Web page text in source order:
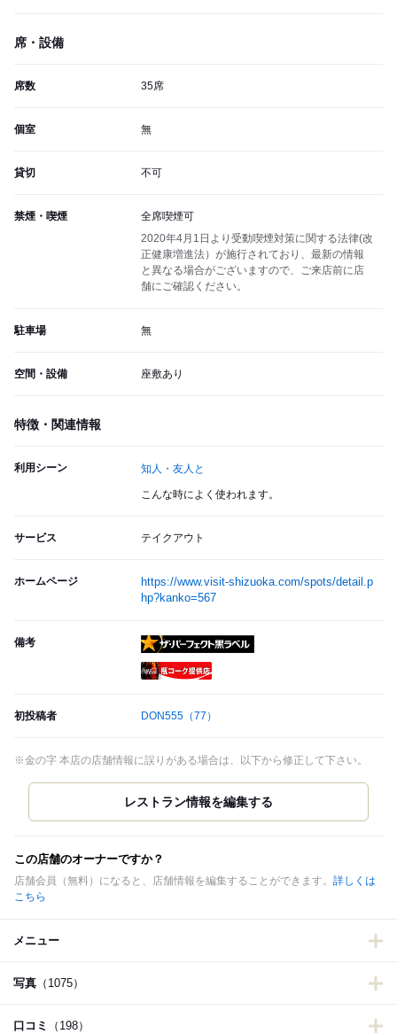
席・設備
席数 35席
個室 無
貸切 不可
禁煙・喫煙
全席喫煙可
2020年4月1日より受動喫煙対策に関する法律(改
正健康増進法）が施行されており、最新の情報
と異なる場合がございますので、ご来店前に店
舗にご確認ください。
駐車場 無
空間・設備 座敷あり
特徴・関連情報
利用シーン 知人・友人と
こんな時によく使われます。
サービス テイクアウト
ホームページ
https://www.visit-shizuoka.com/spots/detail.p
hp?kanko=567
備考
初投稿者 DON555 （77）
※金の字 本店の店舗情報に誤りがある場合は、以下から修正して下さい。
この店舗のオーナーですか？
店舗会員（無料）になると、店舗情報を編集することができます。 詳しくは
こちら
メニュー
写真 （1075）
口コミ （198）